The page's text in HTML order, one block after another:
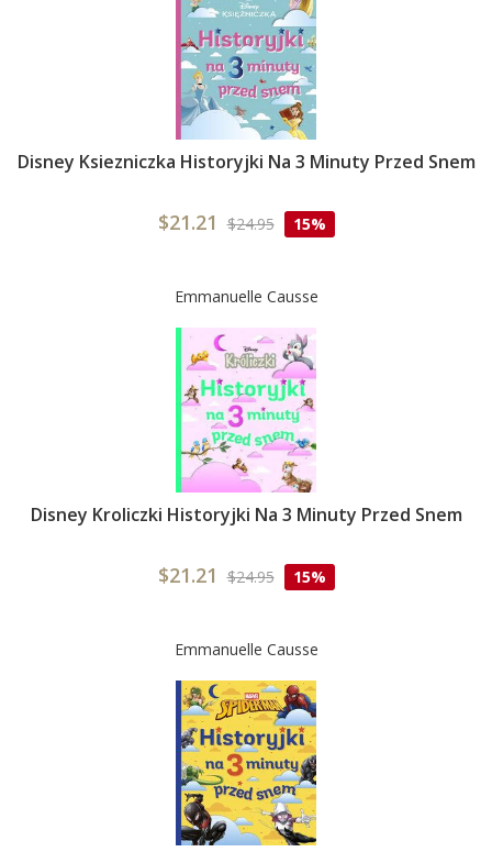
Disney Ksiezniczka Historyjki Na 3 Minuty Przed Snem
$21.21 $24.95 15%
Emmanuelle Causse
Disney Kroliczki Historyjki Na 3 Minuty Przed Snem
$21.21 $24.95 15%
Emmanuelle Causse